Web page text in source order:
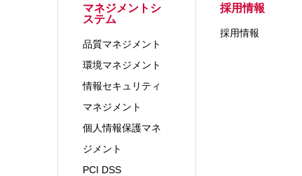
マネジメントシ
ステム
品質マネジメント
環境マネジメント
情報セキュリティ
マネジメント
個人情報保護マネ
ジメント
PCI DSS
採用情報
採用情報